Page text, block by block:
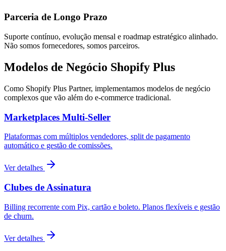
Parceria de Longo Prazo
Suporte contínuo, evolução mensal e roadmap estratégico alinhado.
Não somos fornecedores, somos parceiros.
Modelos de Negócio Shopify Plus
Como Shopify Plus Partner, implementamos modelos de negócio
complexos que vão além do e-commerce tradicional.
Marketplaces Multi-Seller
Plataformas com múltiplos vendedores, split de pagamento
automático e gestão de comissões.
Ver detalhes
Clubes de Assinatura
Billing recorrente com Pix, cartão e boleto. Planos flexíveis e gestão
de churn.
Ver detalhes